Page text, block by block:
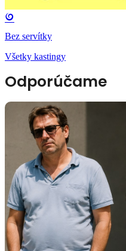
Bez servítky
Všetky kastingy
Odporúčame